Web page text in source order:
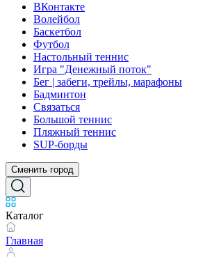
ВКонтакте
Волейбол
Баскетбол
Футбол
Настольный теннис
Игра "Денежный поток"
Бег | забеги, трейлы, марафоны
Бадминтон
Связаться
Большой теннис
Пляжный теннис
SUP-борды
Сменить город
Каталог
Главная